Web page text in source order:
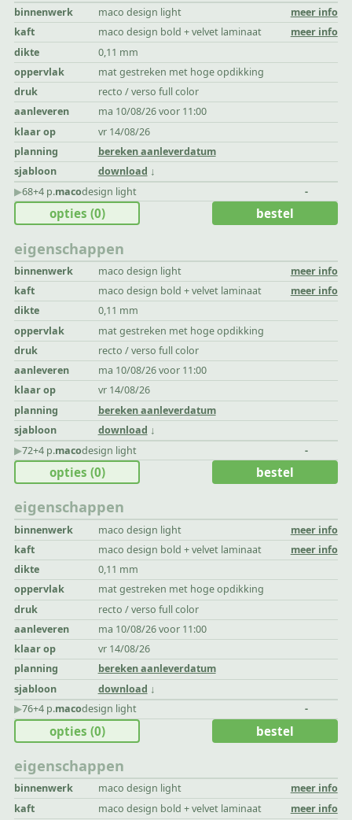
binnenwerk maco design light
meer info
kaft
maco design bold + velvet laminaat
meer info
dikte
0,11 mm
oppervlak
mat gestreken met hoge opdikking
druk
recto / verso full color
aanleveren
ma 10/08/26 voor 11:00
klaar op
vr 14/08/26
planning
bereken aanleverdatum
sjabloon
download
▶︎68+4 p.macodesign light -
eigenschappen
binnenwerk maco design light
meer info
kaft
maco design bold + velvet laminaat
meer info
dikte
0,11 mm
oppervlak
mat gestreken met hoge opdikking
druk
recto / verso full color
aanleveren
ma 10/08/26 voor 11:00
klaar op
vr 14/08/26
planning
bereken aanleverdatum
sjabloon
download
opties (0) bestel
▶︎72+4 p.macodesign light -
eigenschappen
binnenwerk maco design light
meer info
kaft
maco design bold + velvet laminaat
meer info
dikte
0,11 mm
oppervlak
mat gestreken met hoge opdikking
druk
recto / verso full color
aanleveren
ma 10/08/26 voor 11:00
klaar op
vr 14/08/26
planning
bereken aanleverdatum
sjabloon
download
opties (0) bestel
▶︎76+4 p.macodesign light -
eigenschappen
binnenwerk maco design light
meer info
kaft
maco design bold + velvet laminaat
meer info
opties (0) bestel